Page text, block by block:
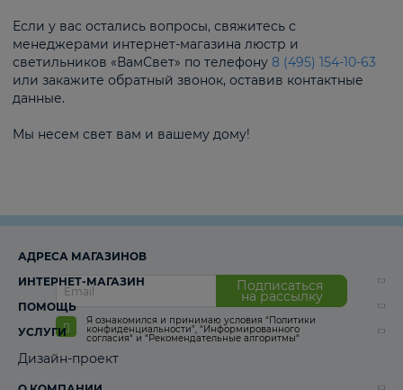
Если у вас остались вопросы, свяжитесь с
менеджерами интернет-магазина люстр и
светильников «ВамСвет» по телефону 8 (495) 154-10-63
или закажите обратный звонок, оставив контактные
данные.
Мы несем свет вам и вашему дому!
Подписаться
на рассылку
Я ознакомился и принимаю условия “Политики
конфиденциальности”, “Информированного
согласия“ и “Рекомендательные алгоритмы“
АДРЕСА МАГАЗИНОВ
ИНТЕРНЕТ-МАГАЗИН
ПОМОЩЬ
УСЛУГИ
Дизайн-проект